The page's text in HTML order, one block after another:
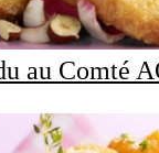
au Comté